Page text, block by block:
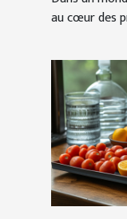
au cœur des